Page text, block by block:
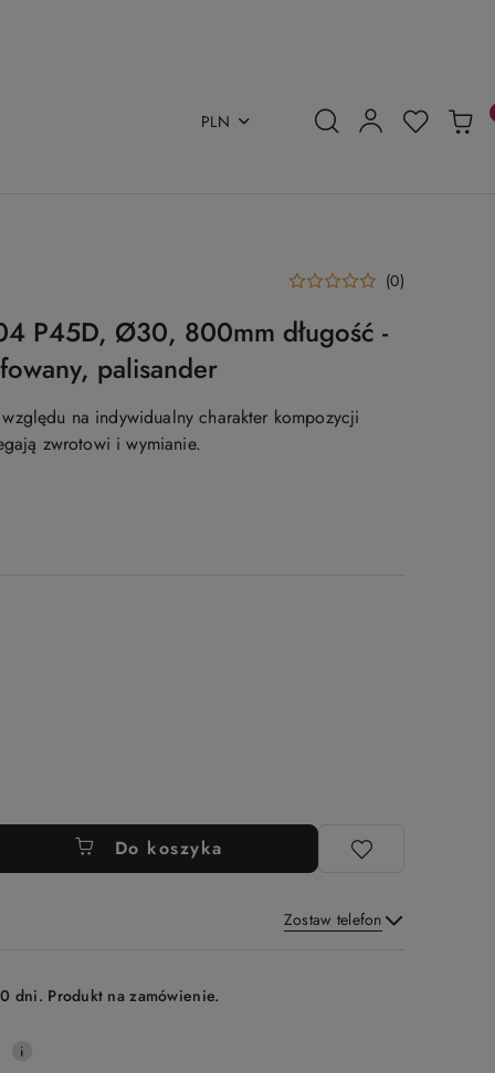
PLN
(0)
P45D, Ø30, 800mm długość -
palisander
na indywidualny charakter kompozycji
zwrotowi i wymianie.
Do koszyka
Zostaw telefon
dni. Produkt na zamówienie.